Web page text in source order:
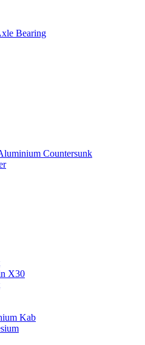
Bearing
Countersunk
X30
Kab